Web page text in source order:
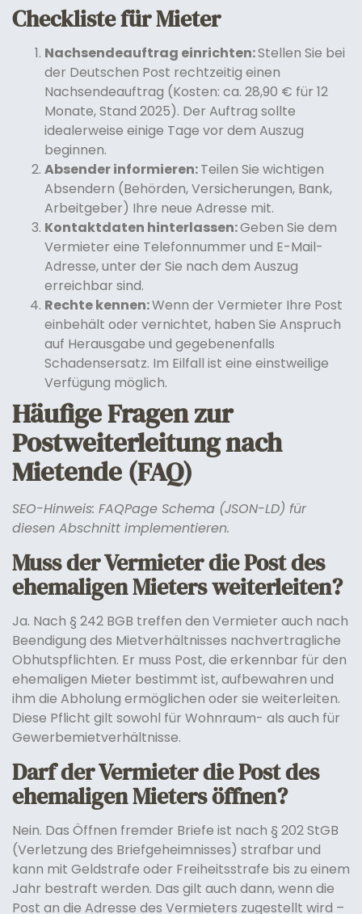
Checkliste für Mieter
Nachsendeauftrag einrichten:Stellen Sie bei
der Deutschen Post rechtzeitig einen
Nachsendeauftrag (Kosten: ca. 28,90 € für 12
Monate, Stand 2025). Der Auftrag sollte
idealerweise einige Tage vor dem Auszug
beginnen.
Absender informieren:Teilen Sie wichtigen
Absendern (Behörden, Versicherungen, Bank,
Arbeitgeber) Ihre neue Adresse mit.
Kontaktdaten hinterlassen:Geben Sie dem
Vermieter eine Telefonnummer und E-Mail-
Adresse, unter der Sie nach dem Auszug
erreichbar sind.
Rechte kennen:Wenn der Vermieter Ihre Post
einbehält oder vernichtet, haben Sie Anspruch
auf Herausgabe und gegebenenfalls
Schadensersatz. Im Eilfall ist eine einstweilige
Verfügung möglich.
Häufige Fragen zur
Postweiterleitung nach
Mietende (FAQ)
SEO-Hinweis: FAQPage Schema (JSON-LD) für
diesen Abschnitt implementieren.
Muss der Vermieter die Post des
ehemaligen Mieters weiterleiten?
Ja. Nach § 242 BGB treffen den Vermieter auch nach
Beendigung des Mietverhältnisses nachvertragliche
Obhutspflichten. Er muss Post, die erkennbar für den
ehemaligen Mieter bestimmt ist, aufbewahren und
ihm die Abholung ermöglichen oder sie weiterleiten.
Diese Pflicht gilt sowohl für Wohnraum- als auch für
Gewerbemietverhältnisse.
Darf der Vermieter die Post des
ehemaligen Mieters öffnen?
Nein. Das Öffnen fremder Briefe ist nach § 202 StGB
(Verletzung des Briefgeheimnisses) strafbar und
kann mit Geldstrafe oder Freiheitsstrafe bis zu einem
Jahr bestraft werden. Das gilt auch dann, wenn die
Post an die Adresse des Vermieters zugestellt wird –